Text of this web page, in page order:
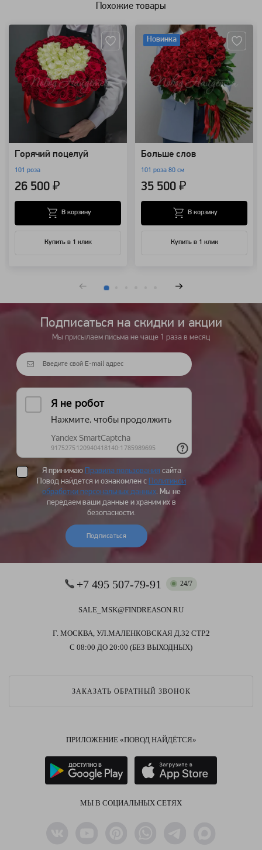
Похожие товары
Горячий поцелуй
101 роза
26 500 ₽
Купить в 1 клик
В корзину
Новинка
Больше слов
101 роза 80 см
35 500 ₽
Купить в 1 клик
В корзину
Подписаться на cкидки и акции
Мы присылаем письма не чаще 1 раза в месяц
Я принимаю Правила пользования сайта
Повод найдется и ознакомлен с Политикой
обработки персональных данных. Мы не
передаем ваши данные и храним их в
безопасности.
Подписаться
+7 495 507-79-91 24/7
SALE_MSK@FINDREASON.RU
Г. МОСКВА, УЛ.МАЛЕНКОВСКАЯ Д.32 СТР.2
С 08:00 ДО 20:00 (БЕЗ ВЫХОДНЫХ)
ЗАКАЗАТЬ ОБРАТНЫЙ ЗВОНОК
ПРИЛОЖЕНИЕ «ПОВОД НАЙДЁТСЯ»
МЫ В СОЦИАЛЬНЫХ СЕТЯХ